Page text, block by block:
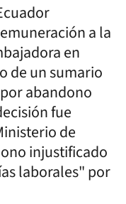
a la
en
de un sumario
abandono
fue
de
injustificado
laborales" por